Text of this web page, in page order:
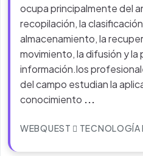
ocupa principalmente del
recopilación, la
almacenamiento, la
movimiento, la difusión y
información.los
del campo estudian la
conocimiento ...
WEBQUEST TECNOLOGÍA